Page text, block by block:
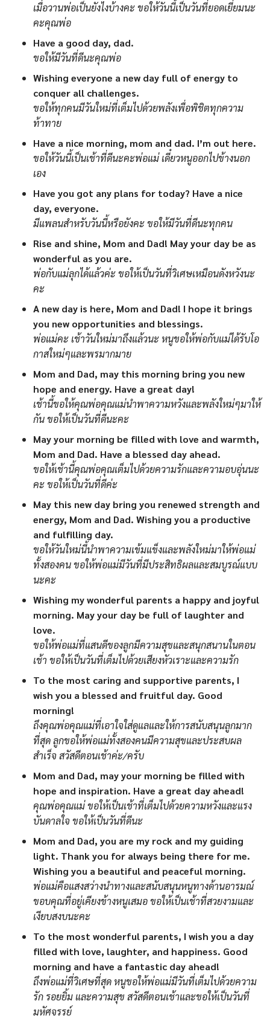
เมื่อวานพ่อเป็นยังไงบ้างคะ ขอให้วันนี้เป็นวันที่ยอดเยี่ยมนะ
คะคุณพ่อ
Have a good day, dad.
ขอให้มีวันที่ดีนะคุณพ่อ
Wishing everyone a new day full of energy to
conquer all challenges.
ขอให้ทุกคนมีวันใหม่ที่เต็มไปด้วยพลังเพื่อพิชิตทุกความ
ท้าทาย
Have a nice morning, mom and dad. I’m out here.
ขอให้วันนี้เป็นเช้าที่ดีนะคะพ่อแม่ เดี๋ยวหนูออกไปข้างนอก
เอง
Have you got any plans for today? Have a nice
day, everyone.
มีแพลนสำหรับวันนี้หรือยังคะ ขอให้มีวันที่ดีนะทุกคน
Rise and shine, Mom and Dad! May your day be as
wonderful as you are.
พ่อกับแม่ลุกได้แล้วค่ะ ขอให้เป็นวันที่วิเศษเหมือนดังหวังนะ
คะ
A new day is here, Mom and Dad! I hope it brings
you new opportunities and blessings.
พ่อแม่คะ เช้าวันใหม่มาถึงแล้วนะ หนูขอให้พ่อกับแม่ได้รับโอ
กาสใหม่ๆและพรมากมาย
Mom and Dad, may this morning bring you new
hope and energy. Have a great day!
เช้านี้ขอให้คุณพ่อคุณแม่นำพาความหวังและพลังใหม่ๆมาให้
กัน ขอให้เป็นวันที่ดีนะคะ
May your morning be filled with love and warmth,
Mom and Dad. Have a blessed day ahead.
ขอให้เช้านี้คุณพ่อคุณเต็มไปด้วยความรักและความอบอุ่นนะ
คะ ขอให้เป็นวันที่ดีค่ะ
May this new day bring you renewed strength and
energy, Mom and Dad. Wishing you a productive
and fulfilling day.
ขอให้วันใหม่นี้นำพาความเข้มแข็งและพลังใหม่มาให้พ่อแม่
ทั้งสองคน ขอให้พ่อแม่มีวันที่มีประสิทธิผลและสมบูรณ์แบบ
นะคะ
Wishing my wonderful parents a happy and joyful
morning. May your day be full of laughter and
love.
ขอให้พ่อแม่ที่แสนดีของลูกมีความสุขและสนุกสนานในตอน
เช้า ขอให้เป็นวันที่เต็มไปด้วยเสียงหัวเราะและความรัก
To the most caring and supportive parents, I
wish you a blessed and fruitful day. Good
morning!
ถึงคุณพ่อคุณแม่ที่เอาใจใส่ดูแลและให้การสนับสนุนลูกมาก
ที่สุด ลูกขอให้พ่อแม่ทั้งสองคนมีความสุขและประสบผล
สำเร็จ สวัสดีตอนเช้าค่ะ/ครับ
Mom and Dad, may your morning be filled with
hope and inspiration. Have a great day ahead!
คุณพ่อคุณแม่ ขอให้เป็นเช้าที่เต็มไปด้วยความหวังและแรง
บันดาลใจ ขอให้เป็นวันที่ดีนะ
Mom and Dad, you are my rock and my guiding
light. Thank you for always being there for me.
Wishing you a beautiful and peaceful morning.
พ่อแม่คือแสงสว่างนำทางและสนับสนุนหนูทางด้านอารมณ์
ขอบคุณที่อยู่เคียงข้างหนูเสมอ ขอให้เป็นเช้าที่สวยงามและ
เงียบสงบนะคะ
To the most wonderful parents, I wish you a day
filled with love, laughter, and happiness. Good
morning and have a fantastic day ahead!
ถึงพ่อแม่ที่วิเศษที่สุด หนูขอให้พ่อแม่มีวันที่เต็มไปด้วยความ
รัก รอยยิ้ม และความสุข สวัสดีตอนเช้าและขอให้เป็นวันที่
มหัศจรรย์